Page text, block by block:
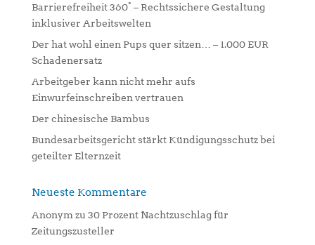
Barrierefreiheit 360° – Rechtssichere Gestaltung
inklusiver Arbeitswelten
Der hat wohl einen Pups quer sitzen… – 1.000 EUR
Schadenersatz
Arbeitgeber kann nicht mehr aufs
Einwurfeinschreiben vertrauen
Der chinesische Bambus
Bundesarbeitsgericht stärkt Kündigungsschutz bei
geteilter Elternzeit
Neueste Kommentare
Anonym zu 30 Prozent Nachtzuschlag für
Zeitungszusteller